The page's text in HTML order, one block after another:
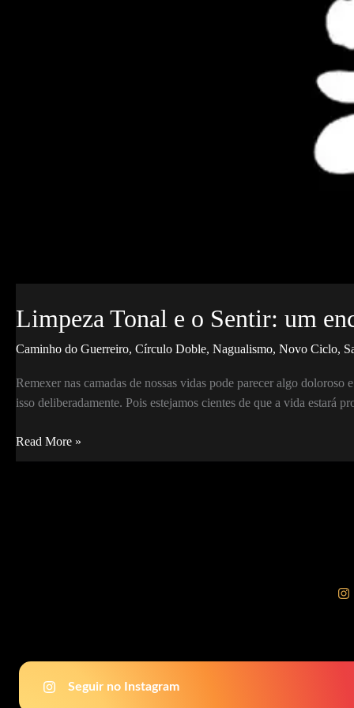
Limpeza Tonal e o Sentir: um
Caminho do Guerreiro, Círculo Doble, Nagualismo, Novo Ciclo,
Remexer nas camadas de nossas vidas pode parecer algo
isso deliberadamente. Pois estejamos cientes de que a vida estará
Limpeza
Tonal
Read More »
Seguir no Instagram